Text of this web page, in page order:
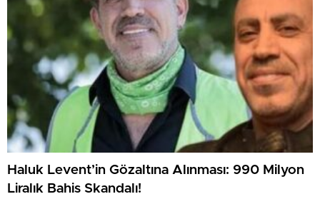
Haluk Levent’in Gözaltına Alınması: 990 Milyon
Liralık Bahis Skandalı!